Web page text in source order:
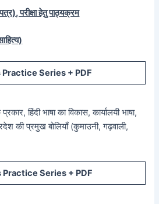
परीक्षा हेतु पाठ्यक्रम
Practice Series + PDF
हिंदी भाषा का विकास, कार्यालयी भाषा,
की प्रमुख बोलियाँ (कुमाउनी, गढ़वाली,
Practice Series + PDF